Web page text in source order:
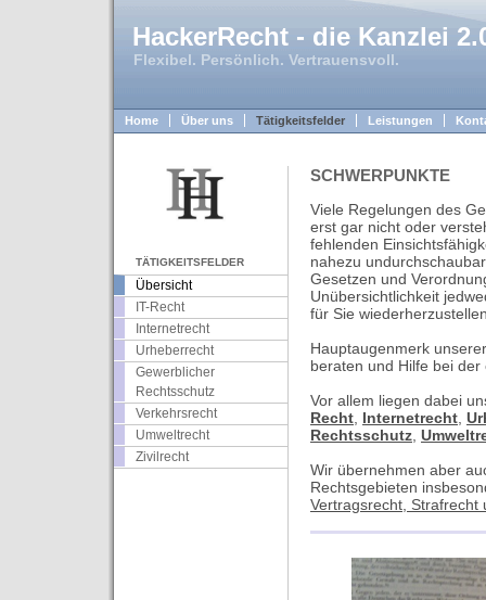
HackerRecht - die Kanzlei
Flexibel. Persönlich. Vertrauensvoll.
Home Über uns Tätigkeitsfelder Leistungen
TÄTIGKEITSFELDER
Übersicht
IT-Recht
Internetrecht
Urheberrecht
Gewerblicher
Rechtsschutz
Verkehrsrecht
Umweltrecht
Zivilrecht
SCHWERPUNKTE
Viele Regelungen des
erst gar nicht oder
fehlenden
nahezu
Gesetzen und
Unübersichtlichkeit
für Sie
Hauptaugenmerk
beraten und Hilfe bei
Vor allem liegen dabei
Recht Internetrecht
Rechtsschutz
Wir übernehmen aber
Rechtsgebieten
Vertragsrecht, Strafrecht